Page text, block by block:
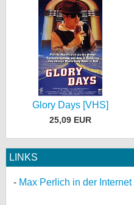
Glory Days [VHS]
25,09 EUR
LINKS
Max Perlich in der